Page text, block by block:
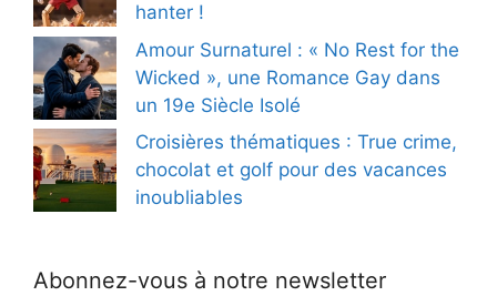
hanter !
Amour Surnaturel : « No Rest for the
Wicked », une Romance Gay dans
un 19e Siècle Isolé
Croisières thématiques : True crime,
chocolat et golf pour des vacances
inoubliables
Abonnez-vous à notre newsletter